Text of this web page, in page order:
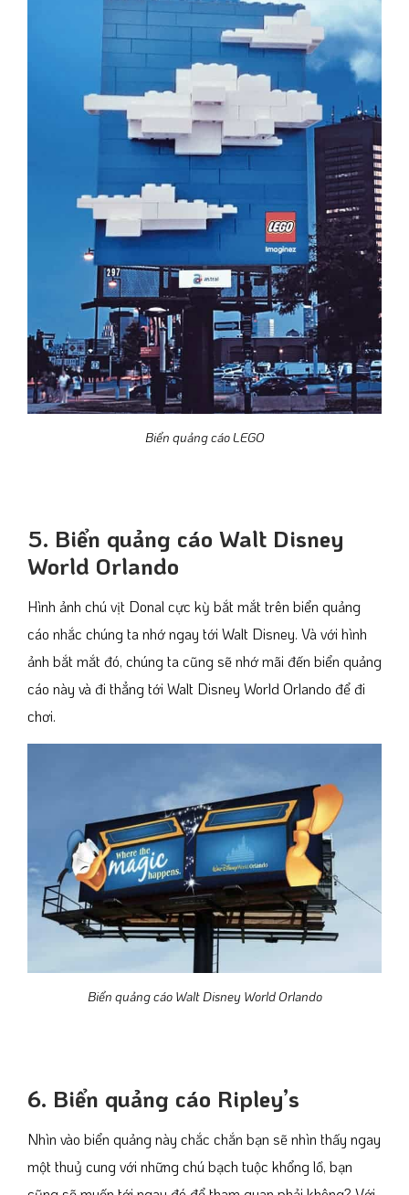
Biển quảng cáo LEGO
5. Biển quảng cáo Walt Disney
World Orlando
Hình ảnh chú vịt Donal cực kỳ bắt mắt trên biển quảng
cáo nhắc chúng ta nhớ ngay tới Walt Disney. Và với hình
ảnh bắt mắt đó, chúng ta cũng sẽ nhớ mãi đến biển quảng
cáo này và đi thẳng tới Walt Disney World Orlando để đi
chơi.
Biển quảng cáo Walt Disney World Orlando
6. Biển quảng cáo Ripley’s
Nhìn vào biển quảng này chắc chắn bạn sẽ nhìn thấy ngay
một thuỷ cung với những chú bạch tuộc khổng lồ, bạn